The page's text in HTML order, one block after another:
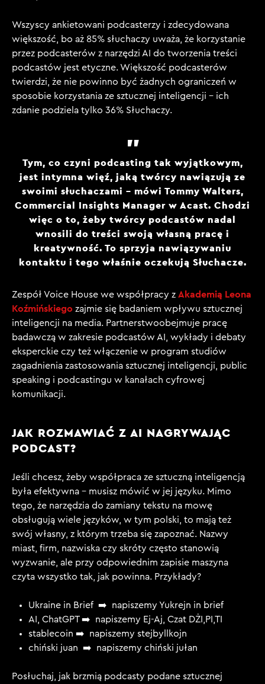
Wszyscy ankietowani podcasterzy i zdecydowana
większość, bo aż 85% słuchaczy uważa, że korzystanie
przez podcasterów z narzędzi AI do tworzenia treści
podcastów jest etyczne. Większość podcasterów
twierdzi, że nie powinno być żadnych ograniczeń w
sposobie korzystania ze sztucznej inteligencji – ich
zdanie podziela tylko 36% Słuchaczy.
Tym, co czyni podcasting tak wyjątkowym,
jest intymna więź, jaką twórcy nawiązują ze
swoimi słuchaczami – mówi Tommy Walters,
Commercial Insights Manager w Acast. Chodzi
więc o to, żeby twórcy podcastów nadal
wnosili do treści swoją własną pracę i
kreatywność. To sprzyja nawiązywaniu
kontaktu i tego właśnie oczekują Słuchacze.
Zespół Voice House we współpracy z Akademią Leona
Koźmińskiego zajmie się badaniem wpływu sztucznej
inteligencji na media. Partnerstwoobejmuje pracę
badawczą w zakresie podcastów AI, wykłady i debaty
eksperckie czy też włączenie w program studiów
zagadnienia zastosowania sztucznej inteligencji, public
speaking i podcastingu w kanałach cyfrowej
komunikacji.
JAK ROZMAWIAĆ Z AI NAGRYWAJĄC
PODCAST?
Jeśli chcesz, żeby współpraca ze sztuczną inteligencją
była efektywna – musisz mówić w jej języku. Mimo
tego, że narzędzia do zamiany tekstu na mowę
obsługują wiele języków, w tym polski, to mają też
swój własny, z którym trzeba się zapoznać. Nazwy
miast, firm, nazwiska czy skróty często stanowią
wyzwanie, ale przy odpowiednim zapisie maszyna
czyta wszystko tak, jak powinna. Przykłady?
Ukraine in Brief ➡️ napiszemy Yukrejn in brief
AI, ChatGPT ➡️ napiszemy Ej-Aj, Czat DŻI,PI,TI
stablecoin ➡️ napiszemy stejbyllkojn
chiński juan ➡️ napiszemy chiński jułan
Posłuchaj, jak brzmią podcasty podane sztucznej